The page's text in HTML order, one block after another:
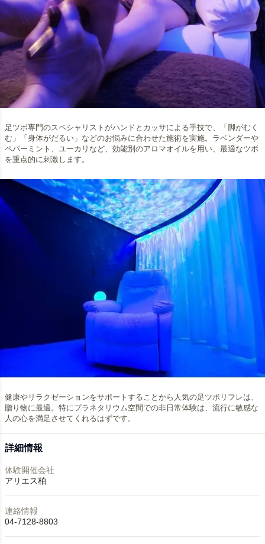
足ツボ専門のスペシャリストがハンドとカッサによる手技で、「脚がむく
む」「身体がだるい」などのお悩みに合わせた施術を実施。ラベンダーや
ペパーミント、ユーカリなど、効能別のアロマオイルを用い、最適なツボ
を重点的に刺激します。
健康やリラクゼーションをサポートすることから人気の足ツボリフレは、
贈り物に最適。特にプラネタリウム空間での非日常体験は、流行に敏感な
人の心を満足させてくれるはずです。
詳細情報
体験開催会社
アリエス柏
連絡情報
04-7128-8803